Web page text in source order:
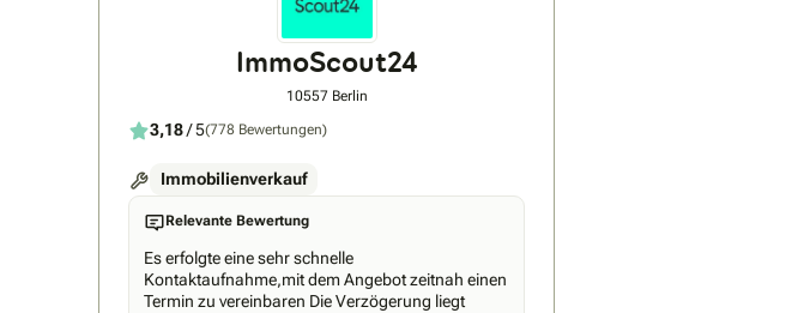
ImmoScout24
10557 Berlin
3,18/ 5(778 Bewertungen)
Immobilienverkauf
Relevante Bewertung
Es erfolgte eine sehr schnelle
Kontaktaufnahme,mit dem Angebot zeitnah einen
Termin zu vereinbaren Die Verzögerung liegt